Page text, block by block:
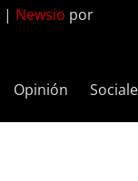
| Newsio por
Opinión